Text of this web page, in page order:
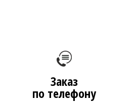
Заказ
по телефону